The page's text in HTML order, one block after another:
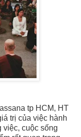
tp HCM, HT
trị của việc hành
việc, cuộc sống